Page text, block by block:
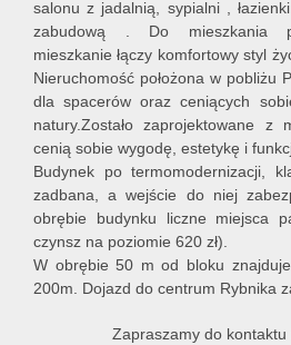
salonu z jadalnią, sypialni ,
zabudową . Do mieszkania
mieszkanie łączy komfortowy styl
Nieruchomość położona w pobliżu
dla spacerów oraz ceniących
natury.Zostało zaprojektowane z
cenią sobie wygodę, estetykę i
Budynek po termomodernizacji,
zadbana, a wejście do niej
obrębie budynku liczne miejsca
czynsz na poziomie 620 zł).
W obrębie 50 m od bloku znajduje
200m. Dojazd do centrum Rybnika
Zapraszamy do kontaktu